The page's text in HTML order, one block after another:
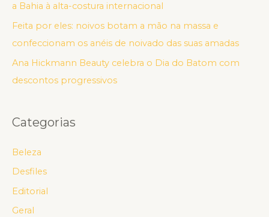
a Bahia à alta-costura internacional
Feita por eles: noivos botam a mão na massa e
confeccionam os anéis de noivado das suas amadas
Ana Hickmann Beauty celebra o Dia do Batom com
descontos progressivos
Categorias
Beleza
Desfiles
Editorial
Geral